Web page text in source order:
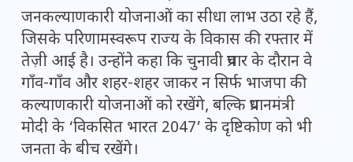
जनकल्याणकारी योजनाओं का सीधा लाभ उठा रहे हैं,
जिसके परिणामस्वरूप राज्य के विकास की रफ्तार में
तेज़ी आई है। उन्होंने कहा कि चुनावी प्रचार के दौरान वे
गाँव-गाँव और शहर-शहर जाकर न सिर्फ भाजपा की
कल्याणकारी योजनाओं को रखेंगे, बल्कि प्रधानमंत्री
मोदी के ‘विकसित भारत 2047’ के दृष्टिकोण को भी
जनता के बीच रखेंगे।